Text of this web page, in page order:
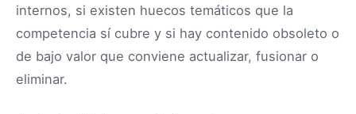
internos, si existen huecos temáticos que la
competencia sí cubre y si hay contenido obsoleto o
de bajo valor que conviene actualizar, fusionar o
eliminar.